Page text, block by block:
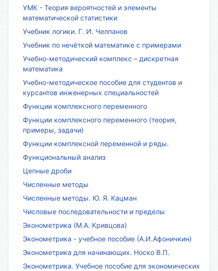
УМК - Теория вероятностей и элементы
математической статистики
Учебник логики. Г. И. Челпанов
Учебник по нечёткой математике с примерами
Учебно-методический комплекс – дискретная
математика
Учебно-методическое пособие для студентов и
курсантов инженерных специальностей
Функции комплексного переменного
Функции комплексного переменного (теория,
примеры, задачи)
Функции комплексной переменной и ряды.
Функциональный анализ
Цепные дроби
Численные методы
Численные методы. Ю. Я. Кацман
Числовые последовательности и пределы
Эконометрика (М.А. Кривцова)
Эконометрика - учебное пособие (А.И.Афоничкин)
Эконометрика для начинающих. Носко В.П.
Эконометрика. Учебное пособие для экономических